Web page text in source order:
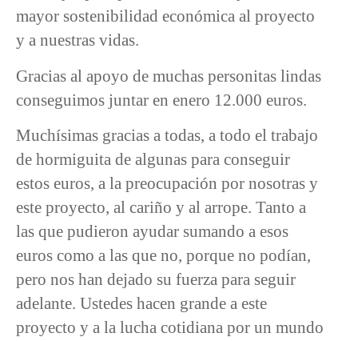
mayor sostenibilidad económica al proyecto
y a nuestras vidas.
Gracias al apoyo de muchas personitas lindas
conseguimos juntar en enero 12.000 euros.
Muchísimas gracias a todas, a todo el trabajo
de hormiguita de algunas para conseguir
estos euros, a la preocupación por nosotras y
este proyecto, al cariño y al arrope. Tanto a
las que pudieron ayudar sumando a esos
euros como a las que no, porque no podían,
pero nos han dejado su fuerza para seguir
adelante. Ustedes hacen grande a este
proyecto y a la lucha cotidiana por un mundo